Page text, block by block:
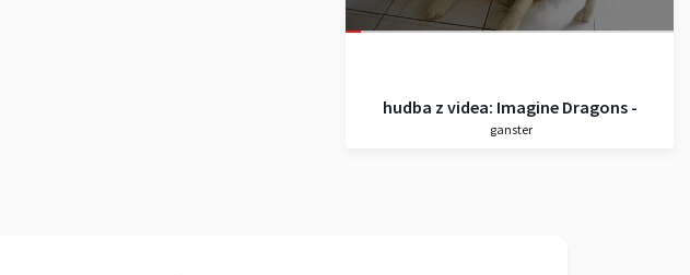
hudba z videa: Imagine Dragons -
Demons
ganster